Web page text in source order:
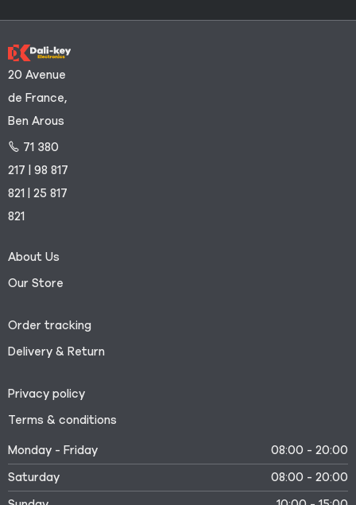
20 Avenue
de France,
Ben Arous
71 380
217 | 98 817
821 | 25 817
821
About Us
Our Store
Order tracking
Delivery & Return
Privacy policy
Terms & conditions
Monday - Friday
08:00 - 20:00
Saturday
08:00 - 20:00